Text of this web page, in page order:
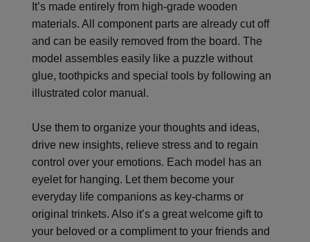
It’s made entirely from high-grade wooden
materials. All component parts are already cut off
and can be easily removed from the board. The
model assembles easily like a puzzle without
glue, toothpicks and special tools by following an
illustrated color manual.
Use them to organize your thoughts and ideas,
drive new insights, relieve stress and to regain
control over your emotions. Each model has an
eyelet for hanging. Let them become your
everyday life companions as key-charms or
original trinkets. Also it’s a great welcome gift to
your beloved or a compliment to your friends and